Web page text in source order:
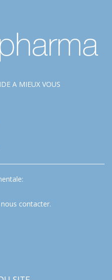
A MIEUX VOUS
contacter.